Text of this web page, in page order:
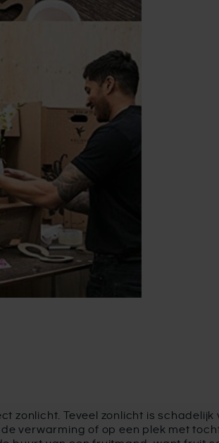
zonlicht. Teveel zonlicht is
verwarming of op een plek met